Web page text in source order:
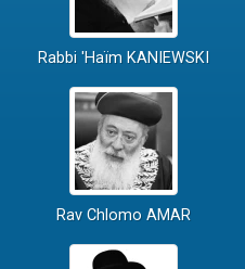
Rabbi 'Haïm KANIEWSKI
Rav Chlomo AMAR